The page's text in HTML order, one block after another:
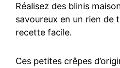
Réalisez des blinis
savoureux en un rien de
recette facile.
Ces petites crêpes